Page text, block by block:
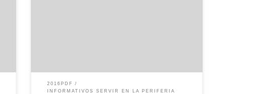
2016PDF
INFORMATIVOS SERVIR EN LA PERIFERIA